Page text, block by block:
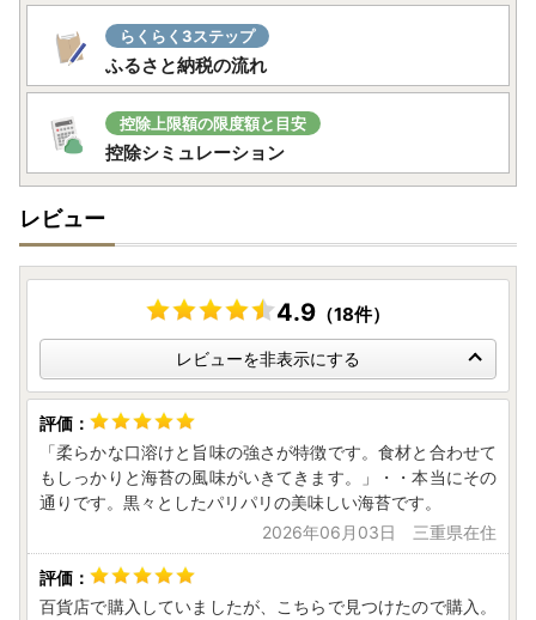
らくらく3ステップ
ふるさと納税の流れ
控除上限額の限度額と目安
控除シミュレーション
レビュー
4.9 （18件）
レビューを非表示にする
「柔らかな口溶けと旨味の強さが特徴です。食材と合わせて
もしっかりと海苔の風味がいきてきます。」・・本当にその
通りです。黒々としたパリパリの美味しい海苔です。
2026年06月03日 三重県在住
百貨店で購入していましたが、こちらで見つけたので購入。